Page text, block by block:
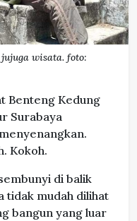
wisata. foto:
Benteng Kedung
Surabaya
Kokoh.
di balik
tidak mudah dilihat
bangun yang luar